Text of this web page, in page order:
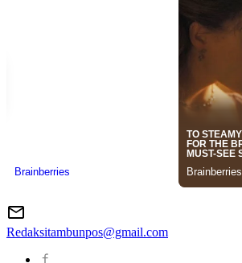
Redaksitambunpos@gmail.com